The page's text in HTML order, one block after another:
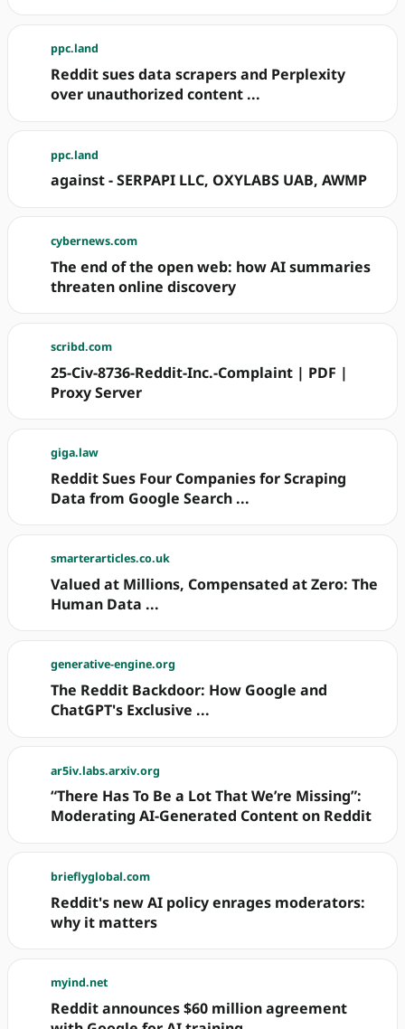
ppc.land
Reddit sues data scrapers and Perplexity
over unauthorized content ...
ppc.land
against - SERPAPI LLC, OXYLABS UAB, AWMP
cybernews.com
The end of the open web: how AI summaries
threaten online discovery
scribd.com
25-Civ-8736-Reddit-Inc.-Complaint | PDF |
Proxy Server
giga.law
Reddit Sues Four Companies for Scraping
Data from Google Search ...
smarterarticles.co.uk
Valued at Millions, Compensated at Zero: The
Human Data ...
generative-engine.org
The Reddit Backdoor: How Google and
ChatGPT's Exclusive ...
ar5iv.labs.arxiv.org
“There Has To Be a Lot That We’re Missing”:
Moderating AI-Generated Content on Reddit
brieflyglobal.com
Reddit's new AI policy enrages moderators:
why it matters
myind.net
Reddit announces $60 million agreement